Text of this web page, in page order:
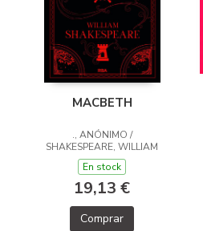
MACBETH
., ANÓNIMO /
SHAKESPEARE, WILLIAM
En stock
19,13 €
Comprar